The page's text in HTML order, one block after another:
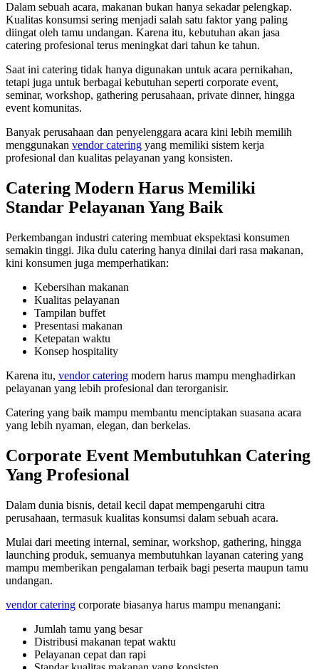
Dalam sebuah acara, makanan bukan hanya sekadar pelengkap.
Kualitas konsumsi sering menjadi salah satu faktor yang paling
diingat oleh tamu undangan. Karena itu, kebutuhan akan jasa
catering profesional terus meningkat dari tahun ke tahun.
Saat ini catering tidak hanya digunakan untuk acara pernikahan,
tetapi juga untuk berbagai kebutuhan seperti corporate event,
seminar, workshop, gathering perusahaan, private dinner, hingga
event komunitas.
Banyak perusahaan dan penyelenggara acara kini lebih memilih
menggunakan vendor catering yang memiliki sistem kerja
profesional dan kualitas pelayanan yang konsisten.
Catering Modern Harus Memiliki
Standar Pelayanan Yang Baik
Perkembangan industri catering membuat ekspektasi konsumen
semakin tinggi. Jika dulu catering hanya dinilai dari rasa makanan,
kini konsumen juga memperhatikan:
Kebersihan makanan
Kualitas pelayanan
Tampilan buffet
Presentasi makanan
Ketepatan waktu
Konsep hospitality
Karena itu, vendor catering modern harus mampu menghadirkan
pelayanan yang lebih profesional dan terorganisir.
Catering yang baik mampu membantu menciptakan suasana acara
yang lebih nyaman, elegan, dan berkelas.
Corporate Event Membutuhkan Catering
Yang Profesional
Dalam dunia bisnis, detail kecil dapat mempengaruhi citra
perusahaan, termasuk kualitas konsumsi dalam sebuah acara.
Mulai dari meeting internal, seminar, workshop, gathering, hingga
launching produk, semuanya membutuhkan layanan catering yang
mampu memberikan pengalaman terbaik bagi peserta maupun tamu
undangan.
vendor catering corporate biasanya harus mampu menangani:
Jumlah tamu yang besar
Distribusi makanan tepat waktu
Pelayanan cepat dan rapi